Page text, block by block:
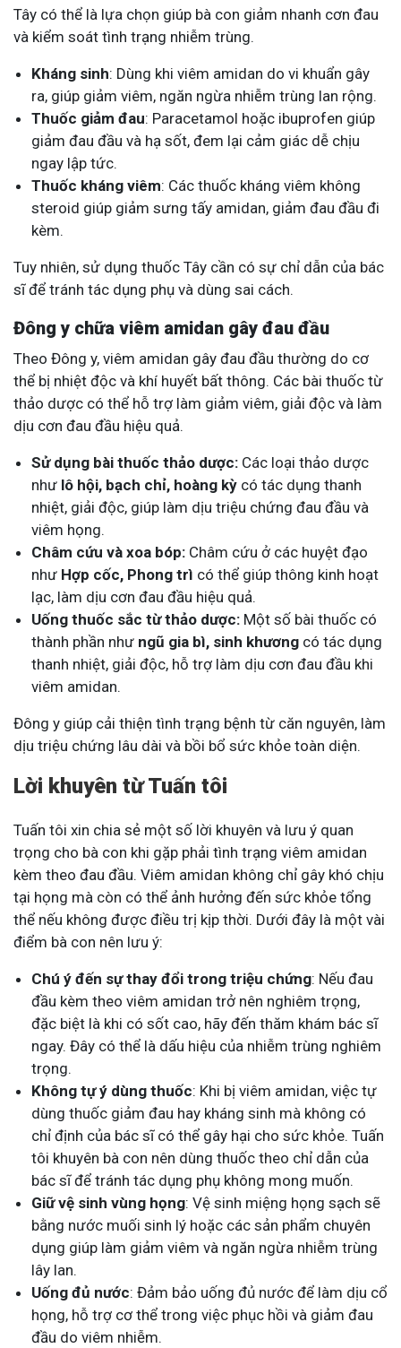
Tây có thể là lựa chọn giúp bà con giảm nhanh cơn đau
và kiểm soát tình trạng nhiễm trùng.
Kháng sinh: Dùng khi viêm amidan do vi khuẩn gây
ra, giúp giảm viêm, ngăn ngừa nhiễm trùng lan rộng.
Thuốc giảm đau: Paracetamol hoặc ibuprofen giúp
giảm đau đầu và hạ sốt, đem lại cảm giác dễ chịu
ngay lập tức.
Thuốc kháng viêm: Các thuốc kháng viêm không
steroid giúp giảm sưng tấy amidan, giảm đau đầu đi
kèm.
Tuy nhiên, sử dụng thuốc Tây cần có sự chỉ dẫn của bác
sĩ để tránh tác dụng phụ và dùng sai cách.
Đông y chữa viêm amidan gây đau đầu
Theo Đông y, viêm amidan gây đau đầu thường do cơ
thể bị nhiệt độc và khí huyết bất thông. Các bài thuốc từ
thảo dược có thể hỗ trợ làm giảm viêm, giải độc và làm
dịu cơn đau đầu hiệu quả.
Sử dụng bài thuốc thảo dược: Các loại thảo dược
như lô hội, bạch chỉ, hoàng kỳ có tác dụng thanh
nhiệt, giải độc, giúp làm dịu triệu chứng đau đầu và
viêm họng.
Châm cứu và xoa bóp: Châm cứu ở các huyệt đạo
như Hợp cốc, Phong trì có thể giúp thông kinh hoạt
lạc, làm dịu cơn đau đầu hiệu quả.
Uống thuốc sắc từ thảo dược: Một số bài thuốc có
thành phần như ngũ gia bì, sinh khương có tác dụng
thanh nhiệt, giải độc, hỗ trợ làm dịu cơn đau đầu khi
viêm amidan.
Đông y giúp cải thiện tình trạng bệnh từ căn nguyên, làm
dịu triệu chứng lâu dài và bồi bổ sức khỏe toàn diện.
Lời khuyên từ Tuấn tôi
Tuấn tôi xin chia sẻ một số lời khuyên và lưu ý quan
trọng cho bà con khi gặp phải tình trạng viêm amidan
kèm theo đau đầu. Viêm amidan không chỉ gây khó chịu
tại họng mà còn có thể ảnh hưởng đến sức khỏe tổng
thể nếu không được điều trị kịp thời. Dưới đây là một vài
điểm bà con nên lưu ý:
Chú ý đến sự thay đổi trong triệu chứng: Nếu đau
đầu kèm theo viêm amidan trở nên nghiêm trọng,
đặc biệt là khi có sốt cao, hãy đến thăm khám bác sĩ
ngay. Đây có thể là dấu hiệu của nhiễm trùng nghiêm
trọng.
Không tự ý dùng thuốc: Khi bị viêm amidan, việc tự
dùng thuốc giảm đau hay kháng sinh mà không có
chỉ định của bác sĩ có thể gây hại cho sức khỏe. Tuấn
tôi khuyên bà con nên dùng thuốc theo chỉ dẫn của
bác sĩ để tránh tác dụng phụ không mong muốn.
Giữ vệ sinh vùng họng: Vệ sinh miệng họng sạch sẽ
bằng nước muối sinh lý hoặc các sản phẩm chuyên
dụng giúp làm giảm viêm và ngăn ngừa nhiễm trùng
lây lan.
Uống đủ nước: Đảm bảo uống đủ nước để làm dịu cổ
họng, hỗ trợ cơ thể trong việc phục hồi và giảm đau
đầu do viêm nhiễm.